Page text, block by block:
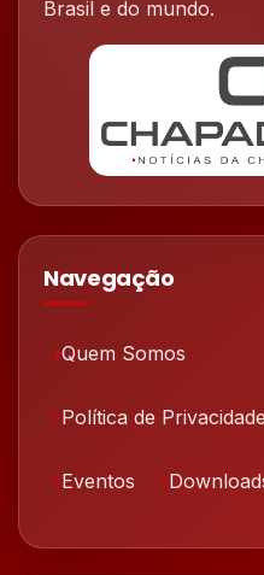
Brasil e do mundo.
Navegação
Quem Somos
Política de
Eventos